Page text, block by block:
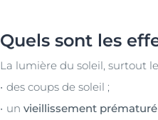
Quels sont les
La lumière du soleil, surtout
des coups de soleil ;
un vieillissement